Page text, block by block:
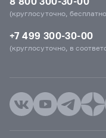
(круглосуточно,
+7 499 300-30-00
(круглосуточно, в